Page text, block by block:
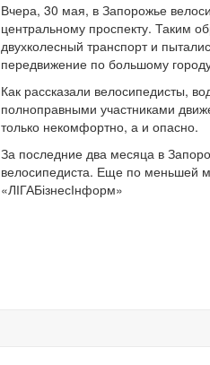
Вчера, 30 мая, в Запорожье
центральному проспекту. Таким
двухколесный транспорт и
передвижение по большому
Как рассказали велосипедисты,
полноправными участниками
только некомфортно, а и опасно.
За последние два месяца в
велосипедиста. Еще по меньшей
«ЛІГАБізнесІнформ»